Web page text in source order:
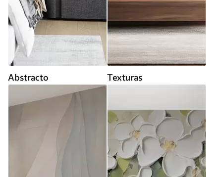
Abstracto Texturas